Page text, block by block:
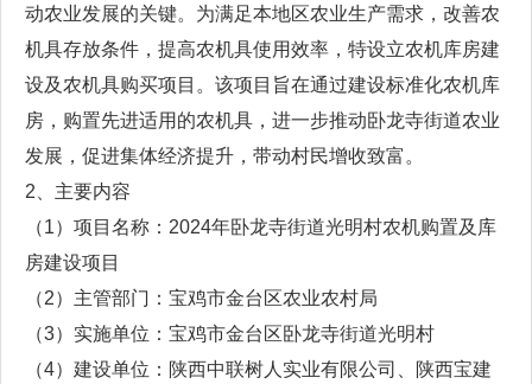
动农业发展的关键。为满足本地区农业生产需求，改善农
机具存放条件，提高农机具使用效率，特设立农机库房建
设及农机具购买项目。该项目旨在通过建设标准化农机库
房，购置先进适用的农机具，进一步推动卧龙寺街道农业
发展，促进集体经济提升，带动村民增收致富。
2、主要内容
（1）项目名称：2024年卧龙寺街道光明村农机购置及库
房建设项目
（2）主管部门：宝鸡市金台区农业农村局
（3）实施单位：宝鸡市金台区卧龙寺街道光明村
（4）建设单位：陕西中联树人实业有限公司、陕西宝建